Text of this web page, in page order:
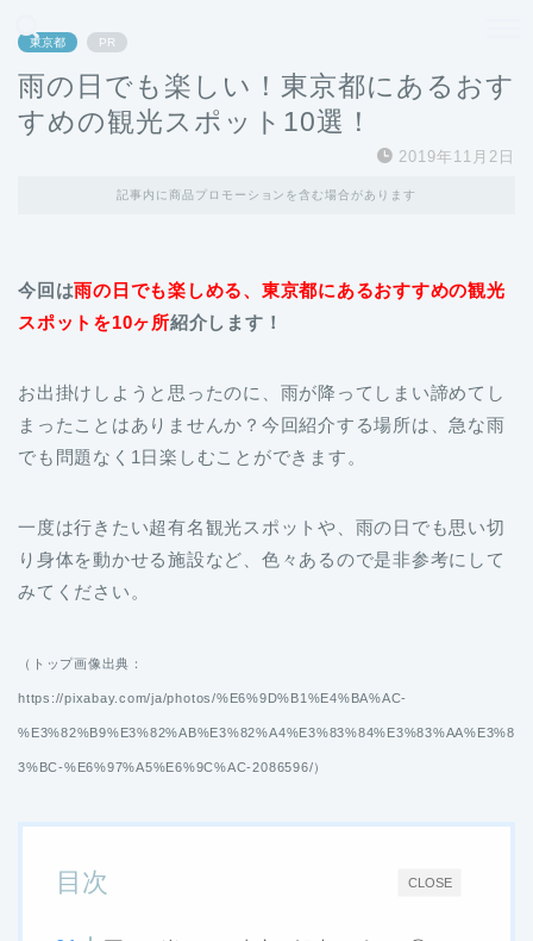
東京都 PR
雨の日でも楽しい！東京都にあるおす
すめの観光スポット10選！
2019年11月2日
記事内に商品プロモーションを含む場合があります
今回は雨の日でも楽しめる、東京都にあるおすすめの観光
スポットを10ヶ所紹介します！
お出掛けしようと思ったのに、雨が降ってしまい諦めてし
まったことはありませんか？今回紹介する場所は、急な雨
でも問題なく1日楽しむことができます。
一度は行きたい超有名観光スポットや、雨の日でも思い切
り身体を動かせる施設など、色々あるので是非参考にして
みてください。
（トップ画像出典：
https://pixabay.com/ja/photos/%E6%9D%B1%E4%BA%AC-
%E3%82%B9%E3%82%AB%E3%82%A4%E3%83%84%E3%83%AA%E3%8
3%BC-%E6%97%A5%E6%9C%AC-2086596/）
CLOSE
目次